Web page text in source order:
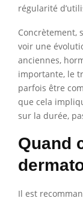
régularité
Concrètement,
voir une
anciennes,
importante, le
parfois être
que cela
sur la durée,
Quand
Il est